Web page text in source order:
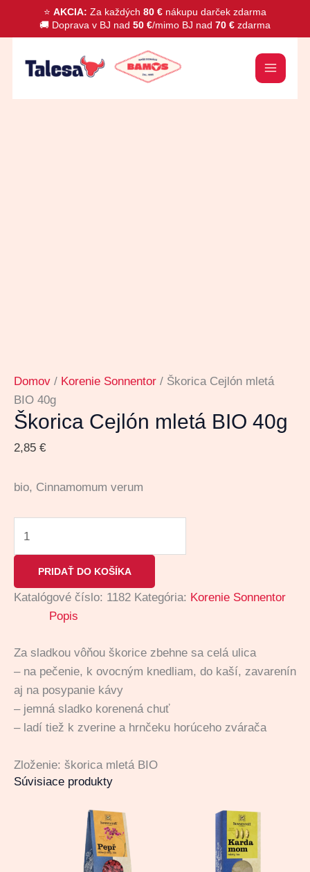
⭐ AKCIA: Za každých 80 € nákupu darček zdarma
🚚 Doprava v BJ nad 50 €/mimo BJ nad 70 € zdarma
Preskočiť
Domov / Korenie Sonnentor / Škorica Cejlón mletá
BIO 40g
Škorica Cejlón mletá BIO 40g
2,85 €
bio, Cinnamomum verum
Škorica
mletá
PRIDAŤ DO KOŠÍKA
Katalógové číslo: 1182 Kategória: Korenie Sonnentor
Popis
Za sladkou vôňou škorice zbehne sa celá ulica
– na pečenie, k ovocným knedliam, do kaší, zavarenín
aj na posypanie kávy
– jemná sladko korenená chuť
– ladí tiež k zverine a hrnčeku horúceho zvárača
Zloženie: škorica mletá BIO
Súvisiace produkty